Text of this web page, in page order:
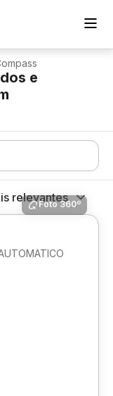
e
relevantes
Foto 360º